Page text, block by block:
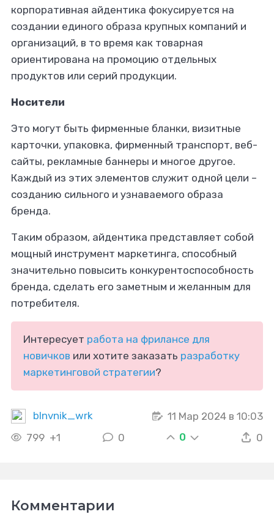
корпоративная айдентика фокусируется на
создании единого образа крупных компаний и
организаций, в то время как товарная
ориентирована на промоцию отдельных
продуктов или серий продукции.
Носители
Это могут быть фирменные бланки, визитные
карточки, упаковка, фирменный транспорт, веб-
сайты, рекламные баннеры и многое другое.
Каждый из этих элементов служит одной цели –
созданию сильного и узнаваемого образа
бренда.
Таким образом, айдентика представляет собой
мощный инструмент маркетинга, способный
значительно повысить конкурентоспособность
бренда, сделать его заметным и желанным для
потребителя.
Интересует работа на фрилансе для
новичков или хотите заказать разработку
маркетинговой стратегии?
blnvnik_wrk
11 Мар 2024 в 10:03
799 +1 0 0 0
Комментарии